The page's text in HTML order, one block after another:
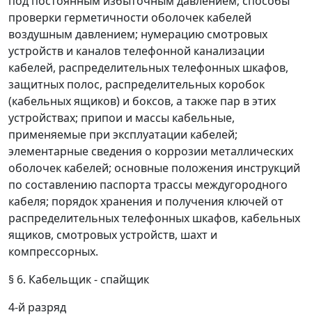
проверки герметичности оболочек кабелей
воздушным давлением; нумерацию смотровых
устройств и каналов телефонной канализации
кабелей, распределительных телефонных шкафов,
защитных полос, распределительных коробок
(кабельных ящиков) и боксов, а также пар в этих
устройствах; припои и массы кабельные,
применяемые при эксплуатации кабелей;
элементарные сведения о коррозии металлических
оболочек кабелей; основные положения инструкций
по составлению паспорта трассы междугородного
кабеля; порядок хранения и получения ключей от
распределительных телефонных шкафов, кабельных
ящиков, смотровых устройств, шахт и
компрессорных.
§ 6. Кабельщик - спайщик
4-й разряд